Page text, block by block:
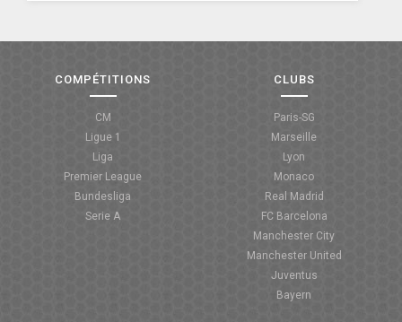
COMPÉTITIONS
CM
Ligue 1
Liga
Premier League
Bundesliga
Serie A
CLUBS
Paris-SG
Marseille
Lyon
Monaco
Real Madrid
FC Barcelona
Manchester City
Manchester United
Juventus
Bayern